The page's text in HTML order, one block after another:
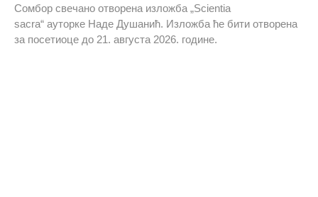
Сомбор свечано отворена изложба „Scientia
sacra“ ауторке Наде Душанић. Изложба ће бити отворена
за посетиоце до 21. августа 2026. године.